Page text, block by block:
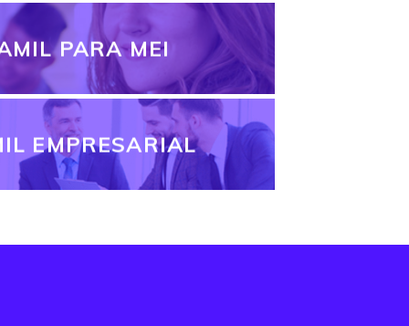
PARA MEI
EMPRESARIAL